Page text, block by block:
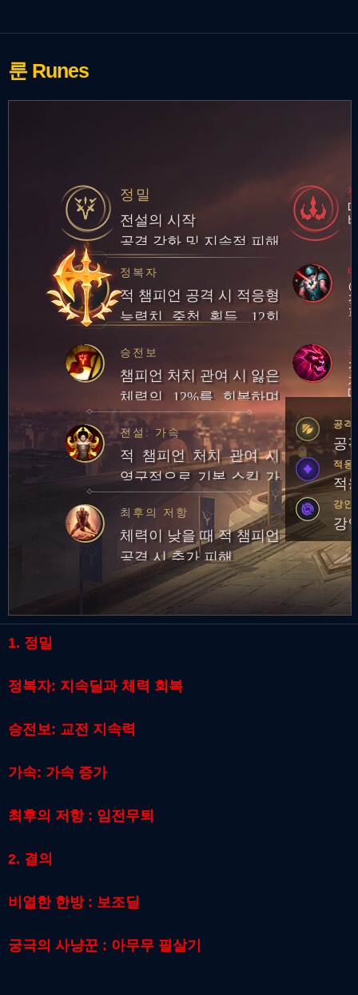
룬 Runes
정밀
전설의 시작
공격 강화 및 지속적 피해
정복자
적 챔피언 공격 시 적응형
능력치 중첩 획득. 12회
량의 일부만큼 체력 회복
승전보
챔피언 처치 관여 시 잃은
체력의 12%를 회복하며
추가로 20골드 획득
전설: 가속
적 챔피언 처치 관여 시
영구적으로 기본 스킬 가
속 효과 획득
최후의 저항
체력이 낮을 때 적 챔피언
공격 시 추가 피해
공격
공
적응
적
강인
강
1. 정밀
정복자: 지속딜과 체력 회복
승전보: 교전 지속력
가속: 가속 증가
최후의 저항 : 임전무퇴
2. 결의
비열한 한방 : 보조딜
궁극의 사냥꾼 : 아무무 필살기